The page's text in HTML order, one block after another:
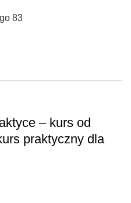
83
– kurs od
praktyczny dla